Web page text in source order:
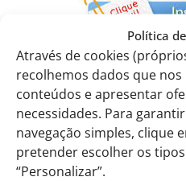
Política
Através de cookies
recolhemos dados que
conteúdos e apresentar
necessidades. Para
navegação simples, clique
pretender escolher os
“Personalizar”.
As reservas são limitadas
Eitv, 30 de março de 2022
Com os nossos